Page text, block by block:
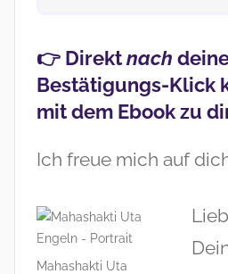
👉 Direktnach
Bestätigungs-Klick
mit dem Ebookzu
Ich freue mich auf
Mahashakti Uta